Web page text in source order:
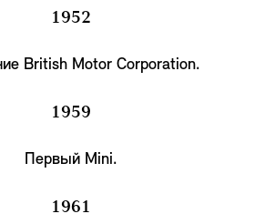
1952
British Motor Corporation.
1959
Первый Mini.
1961